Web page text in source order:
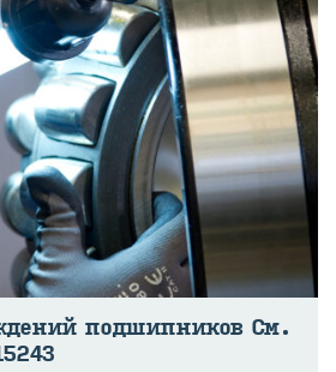
под­шип­ни­ков См.